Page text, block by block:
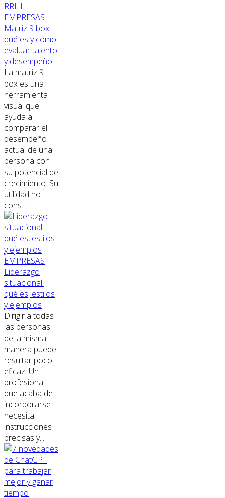
RRHH
EMPRESAS
Matriz 9 box:
qué es y cómo
evaluar talento
y desempeño
La matriz 9
box es una
herramienta
visual que
ayuda a
comparar el
desempeño
actual de una
persona con
su potencial de
crecimiento. Su
utilidad no
cons...
EMPRESAS
Liderazgo
situacional:
qué es, estilos
y ejemplos
Dirigir a todas
las personas
de la misma
manera puede
resultar poco
eficaz. Un
profesional
que acaba de
incorporarse
necesita
instrucciones
precisas y...